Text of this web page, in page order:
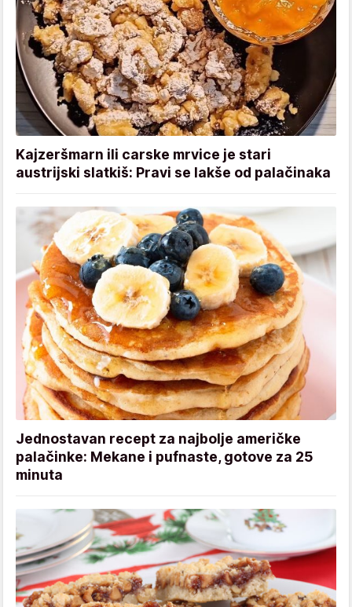
Kajzeršmarn ili carske mrvice je stari
austrijski slatkiš: Pravi se lakše od palačinaka
Jednostavan recept za najbolje američke
palačinke: Mekane i pufnaste, gotove za 25
minuta